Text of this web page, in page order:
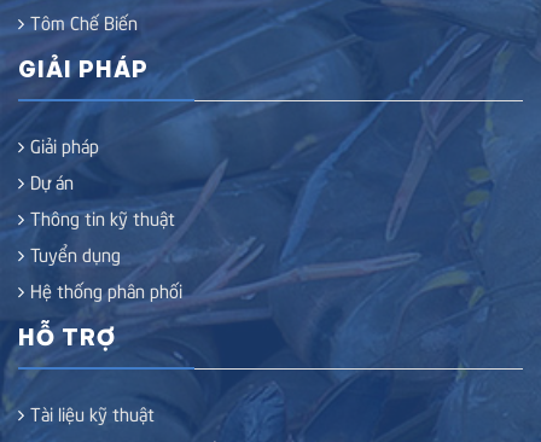
Tôm Chế Biến
GIẢI PHÁP
Giải pháp
Dự án
Thông tin kỹ thuật
Tuyển dụng
Hệ thống phân phối
HỖ TRỢ
Tài liệu kỹ thuật